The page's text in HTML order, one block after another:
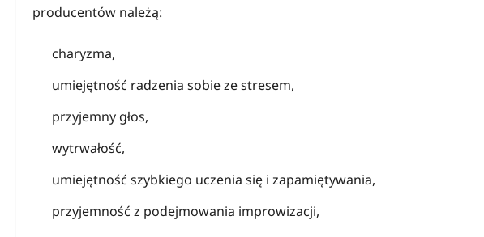
producentów należą:
charyzma,
umiejętność radzenia sobie ze stresem,
przyjemny głos,
wytrwałość,
umiejętność szybkiego uczenia się i zapamiętywania,
przyjemność z podejmowania improwizacji,